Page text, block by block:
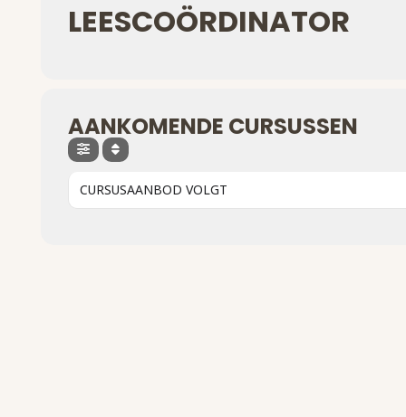
LEESCOÖRDINATOR
AANKOMENDE CURSUSSEN
CURSUSAANBOD VOLGT